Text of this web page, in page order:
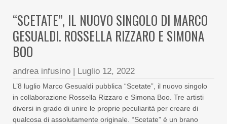
“SCETATE”, IL NUOVO SINGOLO DI MARCO
GESUALDI. ROSSELLA RIZZARO E SIMONA
BOO
andrea infusino | Luglio 12, 2022
L’8 luglio Marco Gesualdi pubblica “Scetate”, il nuovo singolo
in collaborazione Rossella Rizzaro e Simona Boo. Tre artisti
diversi in grado di unire le proprie peculiarità per creare di
qualcosa di assolutamente originale. “Scetate” è un brano